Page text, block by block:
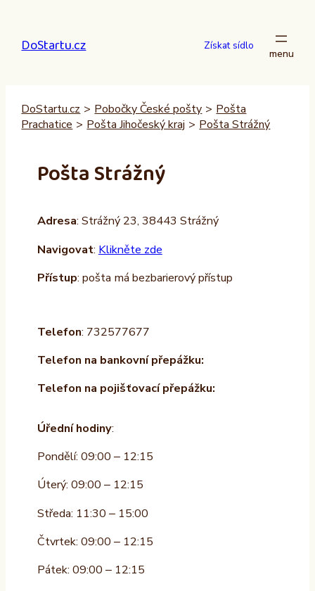
obsah
DoStartu.cz Získat sídlo
DoStartu.cz > Pobočky České pošty > Pošta
Prachatice > Pošta Jihočeský kraj > Pošta Strážný
Pošta Strážný
Adresa: Strážný 23, 38443 Strážný
Navigovat: Klikněte zde
Přístup: pošta má bezbarierový přístup
Telefon: 732577677
Telefon na bankovní přepážku:
Telefon na pojišťovací přepážku:
Úřední hodiny:
Pondělí: 09:00 – 12:15
Úterý: 09:00 – 12:15
Středa: 11:30 – 15:00
Čtvrtek: 09:00 – 12:15
Pátek: 09:00 – 12:15